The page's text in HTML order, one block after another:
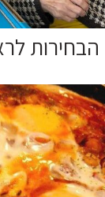
הבחירות